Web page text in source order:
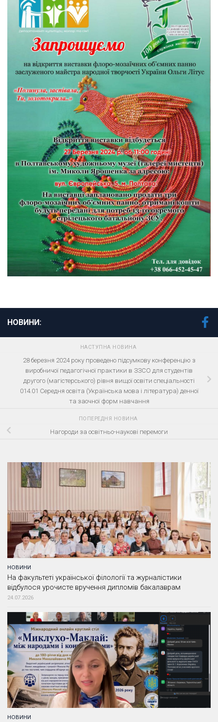
НОВИНИ:
НАСТУПНА НОВИНА
28 березня 2024 року проведено підсумкову конференцію з
виробничої педагогічної практики в ЗЗСО для студентів
другого (магістерського) рівня вищої освіти спеціальності
014.01 Середня освіта (Українська мова і література) денної
та заочної форм навчання
ПОПЕРЕДНЯ НОВИНА
Нагороди за освітньо-наукові перемоги
НОВИНИ
На факультеті української філології та журналістики
відбулося урочисте вручення дипломів бакалаврам
24.07.2026
НОВИНИ